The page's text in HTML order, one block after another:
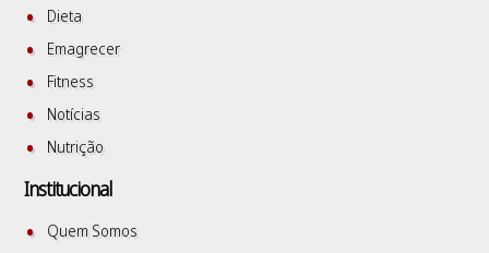
Dieta
Emagrecer
Fitness
Notícias
Nutrição
Institucional
Quem Somos